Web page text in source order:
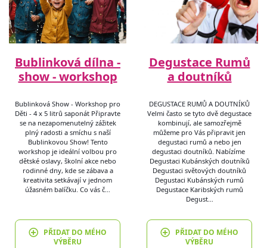
Bublinková dílna -
show - workshop
Bublinková Show - Workshop pro
Děti - 4 x 5 litrů saponát Připravte
se na nezapomenutelný zážitek
plný radosti a smíchu s naší
Bublinkovou Show! Tento
workshop je ideální volbou pro
dětské oslavy, školní akce nebo
rodinné dny, kde se zábava a
kreativita setkávají v jednom
úžasném balíčku. Co vás č…
PŘIDAT DO MÉHO
VÝBĚRU
Degustace Rumů
a doutníků
DEGUSTACE RUMŮ A DOUTNÍKŮ
Velmi často se tyto dvě degustace
kombinují, ale samozřejmě
můžeme pro Vás připravit jen
degustaci rumů a nebo jen
degustaci doutníků. Nabízíme
Degustaci Kubánských doutníků
Degustaci světových doutníků
Degustaci Kubánských rumů
Degustace Karibských rumů
Degust…
PŘIDAT DO MÉHO
VÝBĚRU